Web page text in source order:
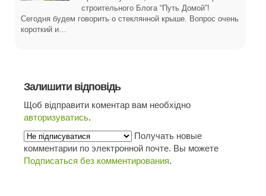
строительного Блога “Путь Домой”!
Сегодня будем говорить о стеклянной крыше. Вопрос очень
короткий и…
Залишити відповідь
Щоб відправити коментар вам необхідно
авторизуватись.
Получать новые
комментарии по электронной почте. Вы можете
Подписаться без комментирования.